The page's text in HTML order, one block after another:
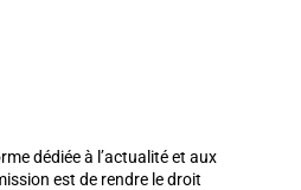
dédiée à l’actualité et aux
est de rendre le droit